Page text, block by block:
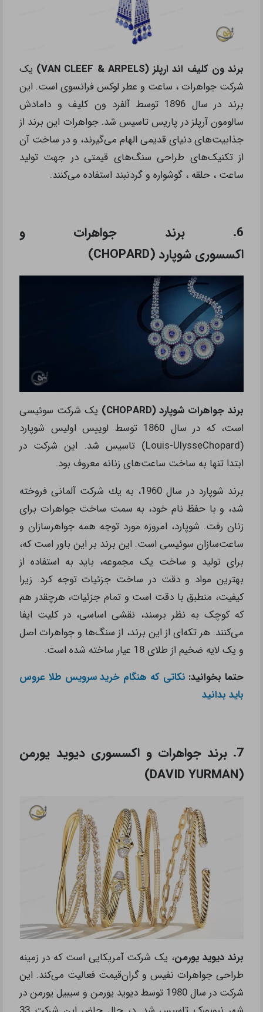
برند ون کلیف اند ارپلز (VAN CLEEF & ARPELS)
یک
شرکت جواهرات ، ساعت و عطر لوکس فرانسوی است. این
برند در سال 1896 توسط آلفرد ون کلیف و دامادش
سالومون آرپلز در پاریس تاسیس شد. جواهرات این برند از
جذابیت‌های دنیای قدیمی الهام می‌گیرند، و در ساخت آن
از تکنیک‌های طراحی سنگ‌های قیمتی در جهت تولید
ساعت ، حلقه ، گوشواره و گردنبند استفاده می‌کنند.
6. برند جواهرات و
اکسسوری شوپارد (CHOPARD)
برند جواهرات شوپارد (CHOPARD)
یک شرکت سوئیسی
است، که در سال 1860 توسط لوییس اولیس شوپارد
(Louis-UlysseChopard) تاسیس شد. این شرکت در
ابتدا تنها به ساخت ساعت‌های زنانه معروف بود.
برند شوپارد
در سال 1960، به یك شركت آلمانی فروخته
شد، و با حفظ نام خود، به سمت ساخت جواهرات برای
زنان رفت. شوپارد، امروزه مورد توجه همه جواهرسازان و
ساعت‌سازان سوئیسی است. این برند بر این باور است که،
برای تولید و ساخت یک مجموعه، باید به استفاده از
بهترین مواد و دقت در ساخت جزئیات توجه کرد. زیرا
کیفیت، منطبق با دقت است و تمام جزئیات، هرچقدر هم
که کوچک به نظر برسند، نقشی اساسی، در کلیت ایفا
می‌کنند. هر تکه‌ای از این برند، از سنگ‌ها و جواهرات اصل
و یک لایه ضخیم از طلای 18 عیار ساخته شده است.
حتما بخوانید: نکاتی که هنگام خرید سرویس طلا عروس
باید بدانید
7. برند جواهرات و اکسسوری دیوید یورمن
(DAVID YURMAN)
برند دیوید یورمن، یک شرکت آمریکایی است که در زمینه
طراحی جواهرات نفیس و گران‌قیمت فعالیت می‌کند. این
شرکت در سال 1980 توسط دیوید یورمن و سیبیل یورمن در